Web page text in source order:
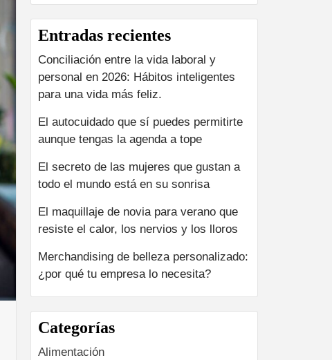
Entradas recientes
Conciliación entre la vida laboral y
personal en 2026: Hábitos inteligentes
para una vida más feliz.
El autocuidado que sí puedes permitirte
aunque tengas la agenda a tope
El secreto de las mujeres que gustan a
todo el mundo está en su sonrisa
El maquillaje de novia para verano que
resiste el calor, los nervios y los lloros
Merchandising de belleza personalizado:
¿por qué tu empresa lo necesita?
Categorías
Alimentación